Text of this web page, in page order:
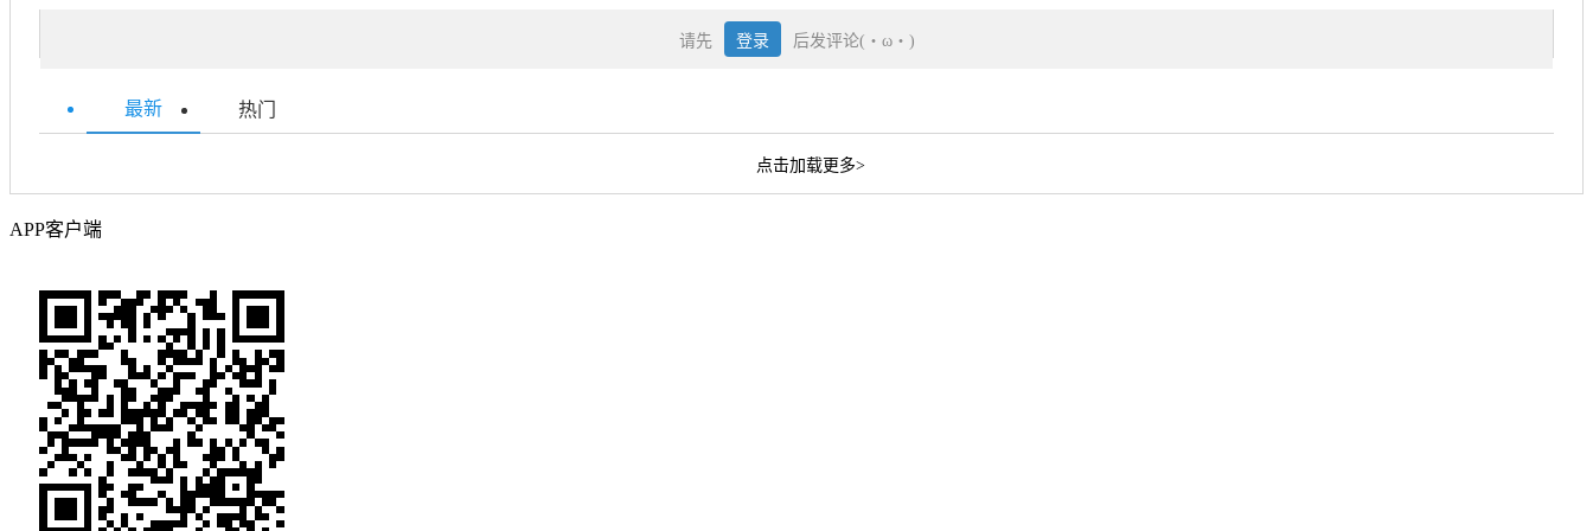
请先 登录 后发评论(・ω・)
最新 热门
点击加载更多>
APP客户端